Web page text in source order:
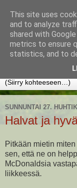
Uusi Suunta -
SUNNUNTAI 27.
Halvat ja
Pitkään mietin
sen, että ne on
McDonaldsia
liikkeessä.
This site uses
and to analyze
shared with
metrics to ensure
statistics, and to